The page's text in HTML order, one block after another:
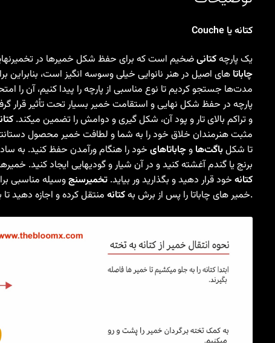
Couche کتانه یا
یک پارچهکتانیضخیم است که برای حفظ شکل خمیرها در
چاباتا های اصیل در هنر نانوایی خیلی وسوسه انگیز است، بنابراین
مدت‌ها جستجو کردیم تا نوع مناسبی از پارچه را پیدا کنیم، آن را
پارچه در حفظ شکل نهایی و استقامت خمیر بسیار تحت تأثیر قرار
و تراکم بالای تار و پود آن، شکل گیری و دوامش را تضمین میکند.
مثبت هنرمندان خلاق خود را به شما و لطافت خمیر محصول
تا شکلباگت‌ها وچاباتاهایخود را هنگام ورآمدن حفظ کنید. به
برنج یا گندم آغشته کنید و در آن شیار و گودیهایی ایجاد کنید.
کتانه خود قرار دهید و بگذارید ور بیاید.تخمیرسنجوسیله مناسبی
خمیر های چاباتا را پس از برش بهکتانه منتقل کرده و اجازه دهید تا به شاخص تخمیر مورد انتظار برسد.